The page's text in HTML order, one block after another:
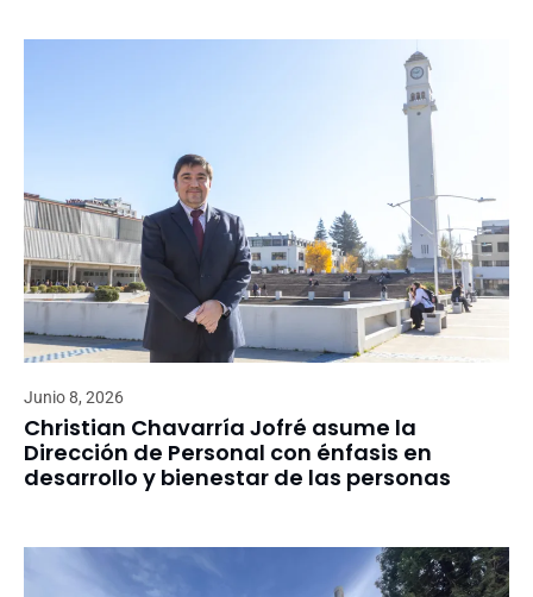
Junio 8, 2026
Christian Chavarría Jofré asume la
Dirección de Personal con énfasis en
desarrollo y bienestar de las personas